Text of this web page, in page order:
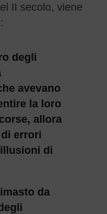
II secolo, viene
degli
avevano
la loro
allora
errori
di
da